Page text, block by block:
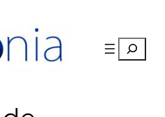
Buscar